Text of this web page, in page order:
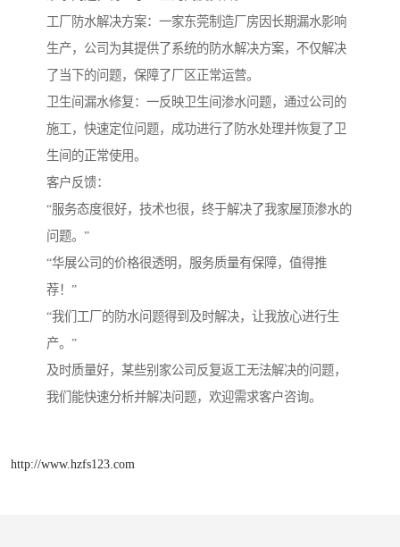
工厂防水解决方案：一家东莞制造厂房因长期漏水影响
生产，公司为其提供了系统的防水解决方案，不仅解决
了当下的问题，保障了厂区正常运营。
卫生间漏水修复：一反映卫生间渗水问题，通过公司的
施工，快速定位问题，成功进行了防水处理并恢复了卫
生间的正常使用。
客户反馈：
“服务态度很好，技术也很，终于解决了我家屋顶渗水的
问题。”
“华展公司的价格很透明，服务质量有保障，值得推
荐！”
“我们工厂的防水问题得到及时解决，让我放心进行生
产。”
及时质量好，某些别家公司反复返工无法解决的问题，
我们能快速分析并解决问题，欢迎需求客户咨询。
http://www.hzfs123.com